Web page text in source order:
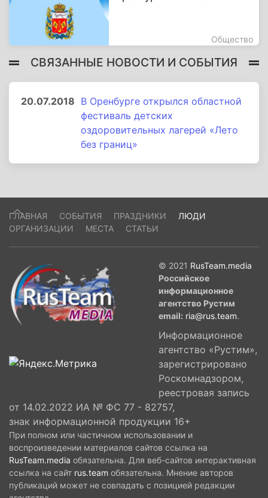
Общество
СВЯЗАННЫЕ НОВОСТИ И СОБЫТИЯ
20.07.2018 В Оренбурге открылся областной
фестиваль детских
оздоровительных лагерей «Лето
без границ»
ГЛАВНАЯ СОБЫТИЯ ПРАЗДНИКИ
ЛЮДИ
ОРГАНИЗАЦИИ
МЕСТА СТАТЬИ
© 2021 RusTeam.media
Российское
информационное
агентство Рустим
email: ria@rus.team.
Информационное
агентство «Рустим»,
зарегистрировано
Роскомнадзором,
реестровая запись
от 14.02.2022 ИА № ФС 77 - 82757,
знак информационной продукции 16+
При полном или частичном использовании и
воспроизведении материалов сайтов ссылка на
RusTeam.media обязательна. Для веб-сайтов интерактивная
ссылка на сайт rus.team обязательна. Мнение авторов
публикаций может не совпадать с позицией редакции